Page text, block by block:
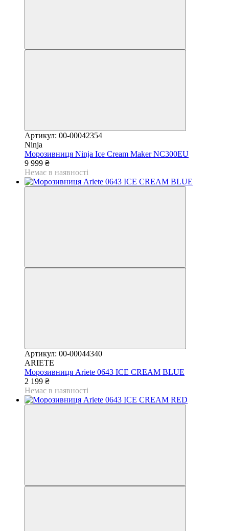
Артикул: 00-00042354
Ninja
Морозивниця Ninja Ice Cream Maker NC300EU
9 999 ₴
Немає в наявності
Артикул: 00-00044340
ARIETE
Морозивниця Ariete 0643 ICE CREAM BLUE
2 199 ₴
Немає в наявності